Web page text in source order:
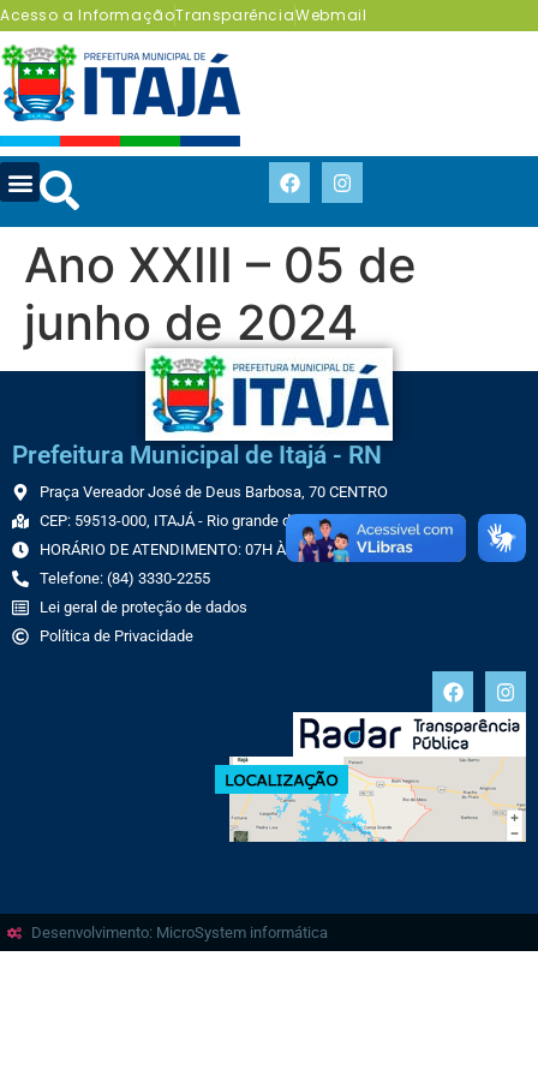
Acesso a InformaçãoTransparênciaWebmail
Ano XXIII – 05 de
junho de 2024
Prefeitura Municipal de Itajá - RN
Praça Vereador José de Deus Barbosa, 70 CENTRO
CEP: 59513-000, ITAJÁ - Rio grande do Norte
HORÁRIO DE ATENDIMENTO: 07H ÀS 13H
Telefone: (84) 3330-2255
Lei geral de proteção de dados
Política de Privacidade
Desenvolvimento: MicroSystem informática